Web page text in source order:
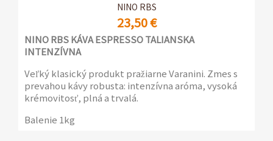
NINO RBS
23,50 €
NINO RBS KÁVA ESPRESSO TALIANSKA
INTENZÍVNA
Veľký klasický produkt pražiarne Varanini. Zmes s
prevahou kávy robusta: intenzívna aróma, vysoká
krémovitosť, plná a trvalá.
Balenie 1kg